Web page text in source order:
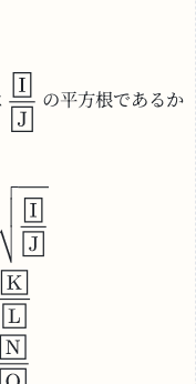
の平方根であるか